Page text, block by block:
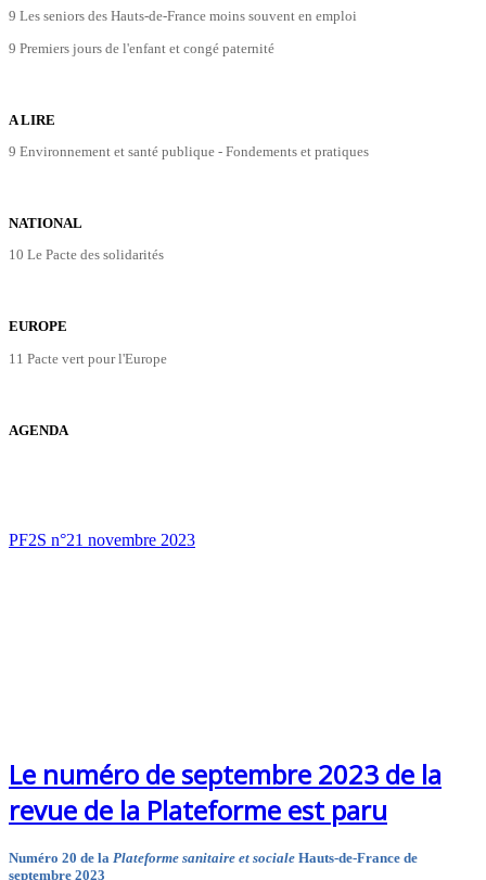
9 Les seniors des Hauts-de-France moins souvent en emploi
9 Premiers jours de l'enfant et congé paternité
A LIRE
9 Environnement et santé publique - Fondements et pratiques
NATIONAL
10 Le Pacte des solidarités
EUROPE
11 Pacte vert pour l'Europe
AGENDA
PF2S n°21 novembre 2023
Le numéro de septembre 2023 de la
revue de la Plateforme est paru
Numéro 20 de la Plateforme sanitaire et sociale Hauts-de-France de
septembre 2023